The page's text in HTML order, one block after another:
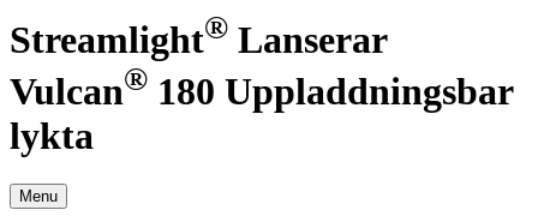
Streamlight® Lanserar
Vulcan® 180 Uppladdningsbar
lykta
Menu